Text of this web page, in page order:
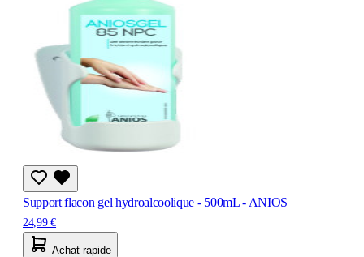
Support flacon gel hydroalcoolique - 500mL - ANIOS
24,99 €
Achat rapide